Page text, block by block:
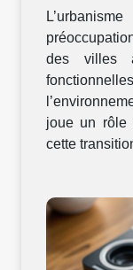
des villes
joue un rôle
cette